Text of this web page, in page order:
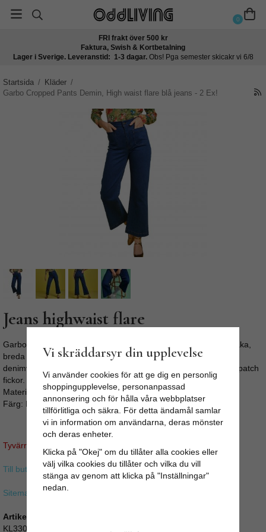
0
FRI frakt över 500 kr
Faktura, Swish & Kortbetalning
Lager i Sverige. Leveranstid: 1-3 dagar. Obs! Pga semester skicakr vi 6/8
Startsida / Kläder /
Garbo Cropped Pants Demin, High waist flare blå jeans - 2 Ex!
Jeans highwaist flare
Garbo Cropped Pants Demin, High waist flare blå jeans Med raka,
breda ben erbjuder dessa Garbo Cropped Jeans av sträckt
denimväv en skön strechig passform. Hög midja och klassiska patch
fickor. Något kort modell i klassisk 60-tals stil.
Material: 98% cotton, 2% elastane
Färg: Denimblå
Tyvärr ingår inte denna produkt i vårt sortiment för tillfället.
Till butikens startsida »
Sitemap »
Artikelnummer:
KL330_03800
Vi skräddarsyr din upplevelse
Vi använder cookies för att ge dig en personlig
shoppingupplevelse, personanpassad
annonsering och för hålla våra webbplatser
tillförlitliga och säkra. För detta ändamål samlar
vi in information om användarna, deras mönster
och deras enheter.
Klicka på "Okej" om du tillåter alla cookies eller
välj vilka cookies du tillåter och vilka du vill
stänga av genom att klicka på "Inställningar"
nedan.